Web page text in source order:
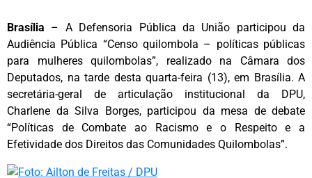
Brasília – A Defensoria Pública da União participou da
Audiência Pública “Censo quilombola – políticas públicas
para mulheres quilombolas”, realizado na Câmara dos
Deputados, na tarde desta quarta-feira (13), em Brasília. A
secretária-geral de articulação institucional da DPU,
Charlene da Silva Borges, participou da mesa de debate
“Políticas de Combate ao Racismo e o Respeito e a
Efetividade dos Direitos das Comunidades Quilombolas”.